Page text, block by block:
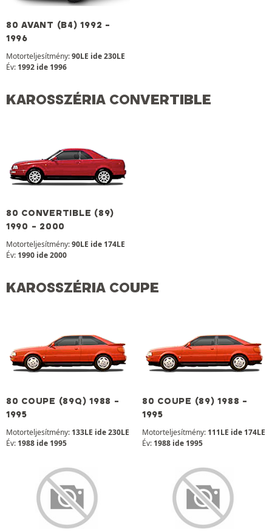
80 AVANT (B4) 1992 -
1996
Motorteljesítmény:90LE ide 230LE
Év: 1992 ide 1996
KAROSSZÉRIA CONVERTIBLE
80 CONVERTIBLE (89)
1990 - 2000
Motorteljesítmény:90LE ide 174LE
Év: 1990 ide 2000
KAROSSZÉRIA COUPE
80 COUPE (89Q) 1988 -
1995
Motorteljesítmény: 133LE ide 230LE
Év: 1988 ide 1995
80 COUPE (89) 1988 -
1995
Motorteljesítmény: 111LE ide 174LE
Év: 1988 ide 1995